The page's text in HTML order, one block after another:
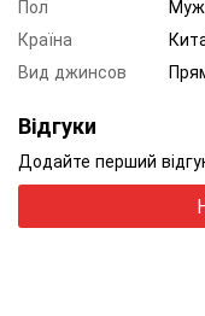
Пол
Країна
Вид джинсов
Відгуки
Додайте перший